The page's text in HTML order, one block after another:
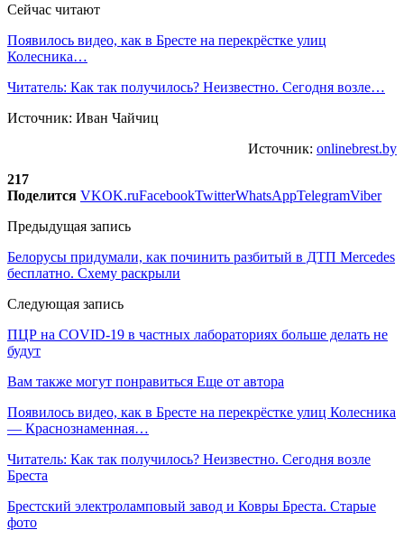
Сейчас читают
Появилось видео, как в Бресте на перекрёстке улиц
Колесника…
Читатель: Как так получилось? Неизвестно. Сегодня возле…
Источник: Иван Чайчиц
Источник: onlinebrest.by
217
Поделится VKOK.ruFacebookTwitterWhatsAppTelegramViber
Предыдущая запись
Белорусы придумали, как починить разбитый в ДТП Mercedes
бесплатно. Схему раскрыли
Следующая запись
ПЦР на COVID-19 в частных лабораториях больше делать не
будут
Вам также могут понравиться Еще от автора
Появилось видео, как в Бресте на перекрёстке улиц Колесника
— Краснознаменная…
Читатель: Как так получилось? Неизвестно. Сегодня возле
Бреста
Брестский электроламповый завод и Ковры Бреста. Старые
фото